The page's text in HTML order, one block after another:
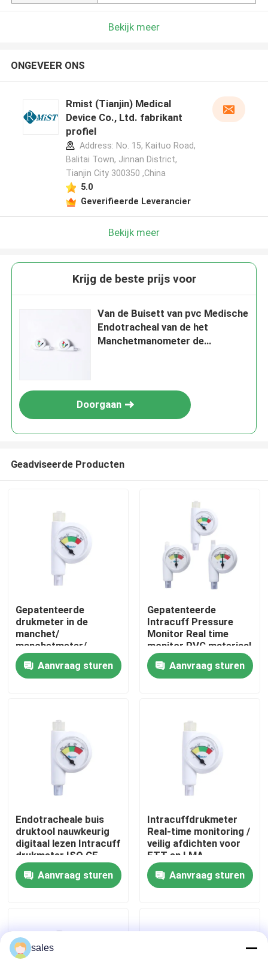
Thuis
Producten
Over ons
Fabrieksreis
Contacteer ons
Vraag een offerte aan
Laryngeal Maskerluchtroute
Bekijk meer
ONGEVEER ONS
Rmist (Tianjin) Medical
Device Co., Ltd. fabrikant
profiel
Address: No. 15, Kaituo Road,
Balitai Town, Jinnan District,
Tianjin City 300350 ,China
5.0
Geverifieerde Leverancier
Bekijk meer
Krijg de beste prijs voor
Van de Buisett van pvc Medische
Endotracheal van de het
Manchetmanometer de
Doorgaan
Geadviseerde Producten
Gepatenteerde
drukmeter in de
manchet/
manchetmeter/
lumerconnector/
klasse I CE ISO13485
gecertificeerd
Aanvraag sturen
Gepatenteerde
Intracuff Pressure
Monitor Real time
monitor PVC materiaal
CE-marker Aanbod
OEM ODMAanvraag sturen
Endotracheale buis
druktool nauwkeurig
digitaal lezen Intracuff
drukmeter ISO CE
gecertificeerd
Aanvraag sturen
Intracuffdrukmeter
Real-time monitoring /
veilig afdichten voor
ETT en LMA
Aanvraag sturen
sales